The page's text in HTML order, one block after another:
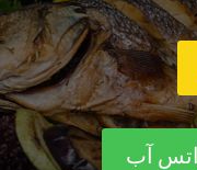
آب